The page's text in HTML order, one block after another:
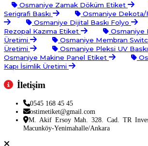
Osmaniye Zamak Döküm Etiket
Serigrafi Baskı
Osmaniye Dekota/
Osmaniye Dijital Baskı Folyo
Rezopal Kazıma Etiket
Osmaniye
Üretimi
Osmaniye Membran
Üretimi
Osmaniye Pleksi UV Baskı
Osmaniye Makine Panel Etiket
Kapı İsimlik Üretimi
İletişim
0545 168 45 45
ostimetiket@gmail.com
M. Akif Ersoy Mah. 328. Cad. TR
Macunköy-Yenimahalle/Ankara